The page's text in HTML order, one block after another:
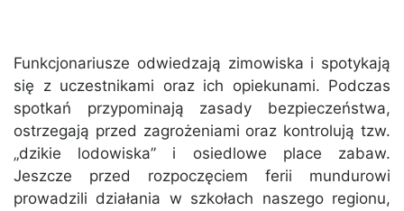
Funkcjonariusze odwiedzają zimowiska i spotykają
się z uczestnikami oraz ich opiekunami. Podczas
spotkań przypominają zasady bezpieczeństwa,
ostrzegają przed zagrożeniami oraz kontrolują tzw.
„dzikie lodowiska” i osiedlowe place zabaw.
Jeszcze przed rozpoczęciem ferii mundurowi
prowadzili działania w szkołach naszego regionu,